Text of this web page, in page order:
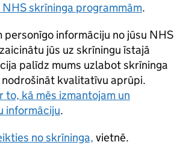
skrīninga programmām.
personīgo informāciju no jūsu NHS
jūs uz skrīningu īstajā
palīdz mums uzlabot skrīninga
kvalitatīvu aprūpi.
to, kā mēs izmantojam un
informāciju.
no skrīninga, vietnē.